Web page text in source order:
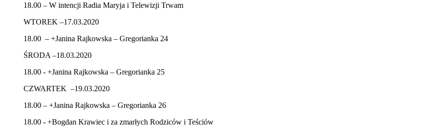
18.00 – W intencji Radia Maryja i Telewizji Trwam
WTOREK –17.03.2020
18.00 – +Janina Rajkowska – Gregorianka 24
ŚRODA –18.03.2020
18.00 - +Janina Rajkowska – Gregorianka 25
CZWARTEK –19.03.2020
18.00 – +Janina Rajkowska – Gregorianka 26
18.00 - +Bogdan Krawiec i za zmarłych Rodziców i Teściów